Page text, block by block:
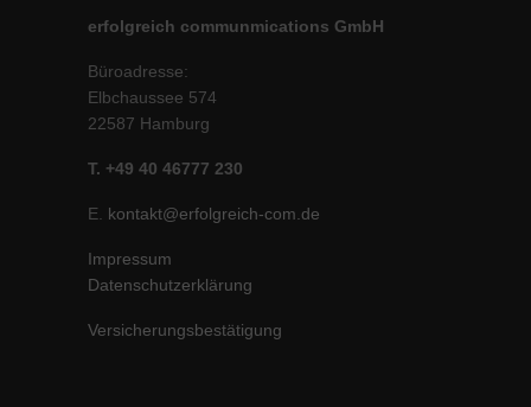
erfolgreich communmications GmbH
Büroadresse:
Elbchaussee 574
22587 Hamburg
T. +49 40 46777 230
E. kontakt@erfolgreich-com.de
Impressum
Datenschutzerklärung
Versicherungsbestätigung